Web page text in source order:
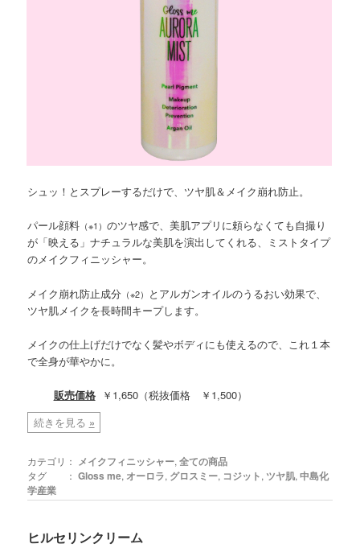
シュッ！とスプレーするだけで、ツヤ肌＆メイク崩れ防止。
パール顔料 （※1）のツヤ感で、美肌アプリに頼らなくても自撮り
が「映える」ナチュラルな美肌を演出してくれる、ミストタイプ
のメイクフィニッシャー。
メイク崩れ防止成分 （※2） とアルガンオイルのうるおい効果で、
ツヤ肌メイクを長時間キープします。
メイクの仕上げだけでなく髪やボディにも使えるので、これ１本
で全身が華やかに。
販売価格￥1,650（税抜価格 ￥1,500）
続きを見る »
カテゴリ： メイクフィニッシャー,全ての商品
タグ ： Gloss me, オーロラ, グロスミー, コジット, ツヤ肌,中島化
学産業
ヒルセリンクリーム